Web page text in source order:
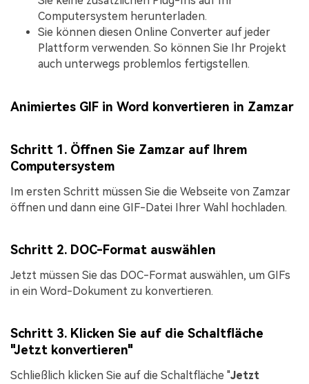
Computersystem herunterladen.
Sie können diesen Online Converter auf jeder
Plattform verwenden. So können Sie Ihr Projekt
auch unterwegs problemlos fertigstellen.
Animiertes GIF in Word konvertieren in Zamzar
Schritt 1. Öffnen Sie Zamzar auf Ihrem
Computersystem
Im ersten Schritt müssen Sie die Webseite von Zamzar
öffnen und dann eine GIF-Datei Ihrer Wahl hochladen.
Schritt 2. DOC-Format auswählen
Jetzt müssen Sie das DOC-Format auswählen, um GIFs
in ein Word-Dokument zu konvertieren.
Schritt 3. Klicken Sie auf die Schaltfläche
"Jetzt konvertieren"
Schließlich klicken Sie auf die Schaltfläche "Jetzt